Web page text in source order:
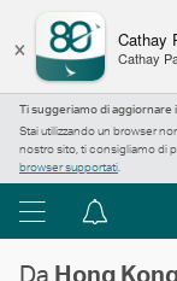
× Cathay
Cathay
Ti suggeriamo di aggiornare
Stai utilizzando un browser
nostro sito, ti consigliamo di
browser supportati.
Da Hong